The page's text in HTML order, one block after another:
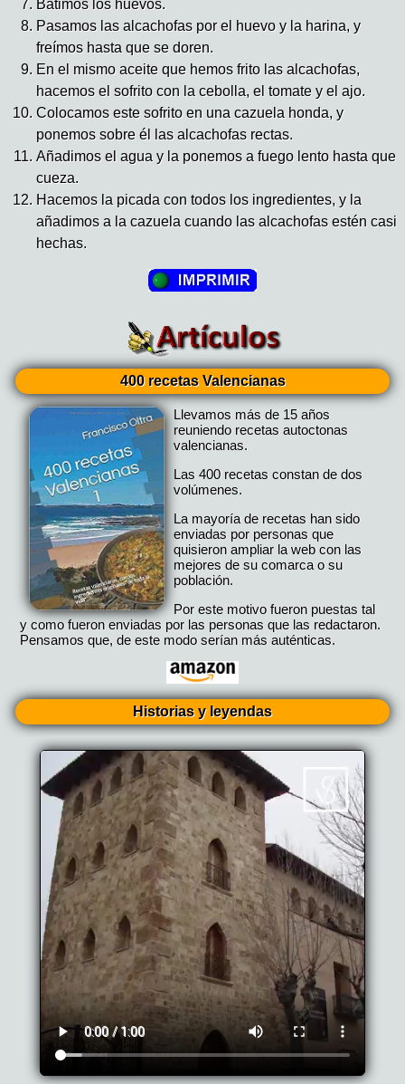
Batimos los huevos.
Pasamos las alcachofas por el huevo y la harina, y
freímos hasta que se doren.
En el mismo aceite que hemos frito las alcachofas,
hacemos el sofrito con la cebolla, el tomate y el ajo.
Colocamos este sofrito en una cazuela honda, y
ponemos sobre él las alcachofas rectas.
Añadimos el agua y la ponemos a fuego lento hasta que
cueza.
Hacemos la picada con todos los ingredientes, y la
añadimos a la cazuela cuando las alcachofas estén casi
hechas.
400 recetas Valencianas
Llevamos más de 15 años
reuniendo recetas autoctonas
valencianas.
Las 400 recetas constan de dos
volúmenes.
La mayoría de recetas han sido
enviadas por personas que
quisieron ampliar la web con las
mejores de su comarca o su
población.
Por este motivo fueron puestas tal
y como fueron enviadas por las personas que las redactaron.
Pensamos que, de este modo serían más auténticas.
Historias y leyendas